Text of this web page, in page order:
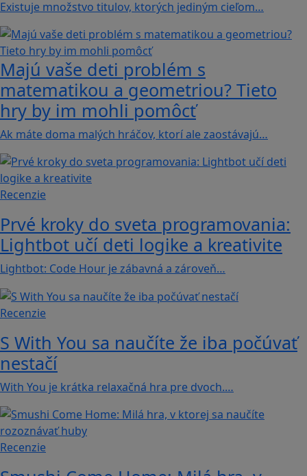
Existuje množstvo titulov, ktorých jediným cieľom…
Majú vaše deti problém s
matematikou a geometriou? Tieto
hry by im mohli pomôcť
Ak máte doma malých hráčov, ktorí ale zaostávajú…
Recenzie
Prvé kroky do sveta programovania:
Lightbot učí deti logike a kreativite
Lightbot: Code Hour je zábavná a zároveň…
Recenzie
S With You sa naučíte že iba počúvať
nestačí
With You je krátka relaxačná hra pre dvoch.…
Recenzie